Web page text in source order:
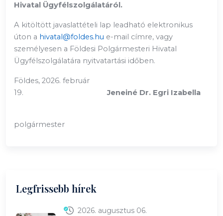
Hivatal Ügyfélszolgálatáról.
A kitöltött javaslattételi lap leadható elektronikus
úton a hivatal@foldes.hu e-mail címre, vagy
személyesen a Földesi Polgármesteri Hivatal
Ügyfélszolgálatára nyitvatartási időben.
Földes, 2026. február
19.Jeneiné Dr. Egri Izabella
polgármester
Legfrissebb hírek
2026. augusztus 06.